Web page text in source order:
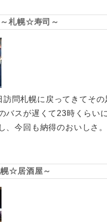
札幌☆寿司～
問札幌に戻ってきてその
バスが遅くて23時くらい
、今回も納得のおいしさ
☆居酒屋～